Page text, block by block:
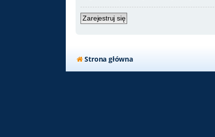
Zarejestruj się
Strona główna